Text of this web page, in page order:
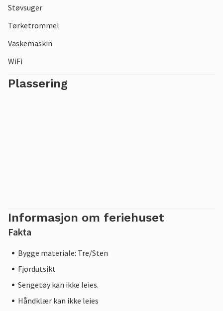
Støvsuger
Tørketrommel
Vaskemaskin
WiFi
Plassering
Informasjon om feriehuset
Fakta
Bygge materiale: Tre/Sten
Fjordutsikt
Sengetøy kan ikke leies.
Håndklær kan ikke leies